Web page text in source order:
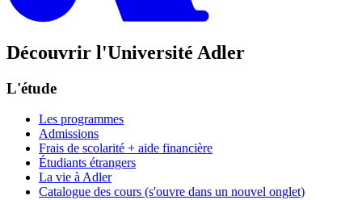
Découvrir l'Université Adler
L'étude
Les programmes
Admissions
Frais de scolarité + aide financière
Étudiants étrangers
La vie à Adler
Catalogue des cours (s'ouvre dans un nouvel onglet)